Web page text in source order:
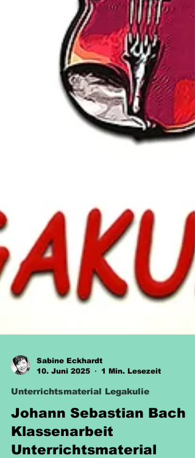
10. Juni 2025
1 Min. Lesezeit
Unterrichtsmaterial Legakulie
Johann Sebastian Bach
Klassenarbeit